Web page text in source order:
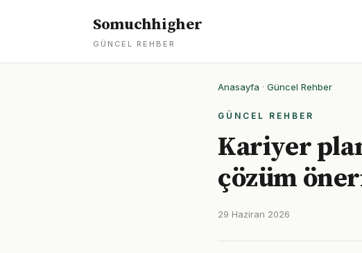
Somuchhigher
GÜNCEL REHBER
Anasayfa · Güncel Rehber
GÜNCEL REHBER
Kariyer
çözüm
29 Haziran 2026